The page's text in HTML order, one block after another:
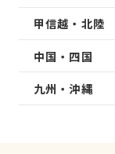
甲信越・北陸
中国・四国
九州・沖縄